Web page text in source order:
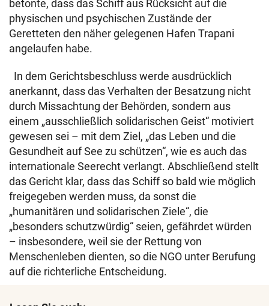
betonte, dass das Schiff aus Rücksicht auf die
physischen und psychischen Zustände der
Geretteten den näher gelegenen Hafen Trapani
angelaufen habe.
In dem Gerichtsbeschluss werde ausdrücklich
anerkannt, dass das Verhalten der Besatzung nicht
durch Missachtung der Behörden, sondern aus
einem „ausschließlich solidarischen Geist“ motiviert
gewesen sei – mit dem Ziel, „das Leben und die
Gesundheit auf See zu schützen“, wie es auch das
internationale Seerecht verlangt. Abschließend stellt
das Gericht klar, dass das Schiff so bald wie möglich
freigegeben werden muss, da sonst die
„humanitären und solidarischen Ziele“, die
„besonders schutzwürdig“ seien, gefährdet würden
– insbesondere, weil sie der Rettung von
Menschenleben dienten, so die NGO unter Berufung
auf die richterliche Entscheidung.